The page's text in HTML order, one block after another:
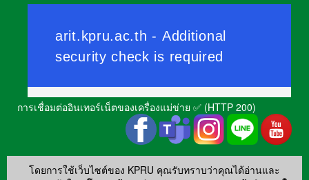
การเชื่อมต่ออินเทอร์เน็ตของเครื่องแม่ข่าย ✅ (HTTP 200)
โดยการใช้เว็บไซต์ของ KPRU คุณรับทราบว่าคุณได้อ่านและ